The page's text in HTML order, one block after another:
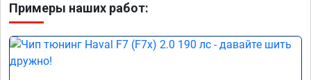
Примеры наших работ: